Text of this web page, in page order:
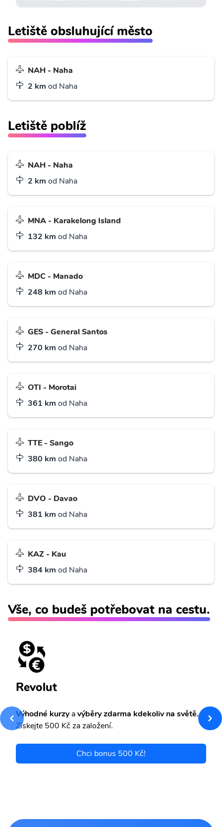
Letiště obsluhující město
NAH - Naha
2 km od Naha
Letiště poblíž
NAH - Naha
2 km od Naha
MNA - Karakelong Island
132 km od Naha
MDC - Manado
248 km od Naha
GES - General Santos
270 km od Naha
OTI - Morotai
361 km od Naha
TTE - Sango
380 km od Naha
DVO - Davao
381 km od Naha
KAZ - Kau
384 km od Naha
Vše, co budeš potřebovat na cestu.
Revolut
Výhodné kurzyavýběry zdarma kdekoliv na světě.
Získejte 500 Kč za založení.
Chci bonus 500 Kč!